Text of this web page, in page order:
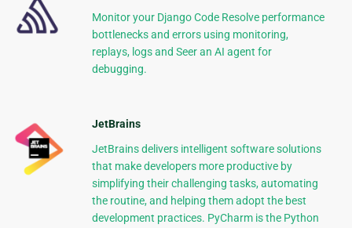
Monitor your Django Code Resolve performance
bottlenecks and errors using monitoring,
replays, logs and Seer an AI agent for
debugging.
JetBrains
JetBrains delivers intelligent software solutions
that make developers more productive by
simplifying their challenging tasks, automating
the routine, and helping them adopt the best
development practices. PyCharm is the Python